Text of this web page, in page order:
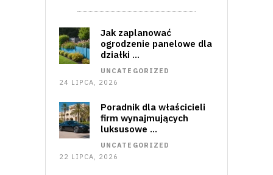
Jak zaplanować
ogrodzenie panelowe dla
działki …
UNCATEGORIZED
24 LIPCA, 2026
Poradnik dla właścicieli
firm wynajmujących
luksusowe …
UNCATEGORIZED
22 LIPCA, 2026